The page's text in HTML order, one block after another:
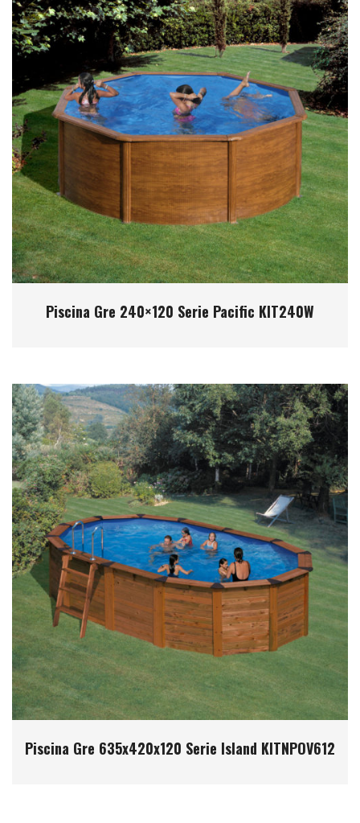
Piscina Gre 240×120 Serie Pacific KIT240W
Piscina Gre 635x420x120 Serie Island KITNPOV612